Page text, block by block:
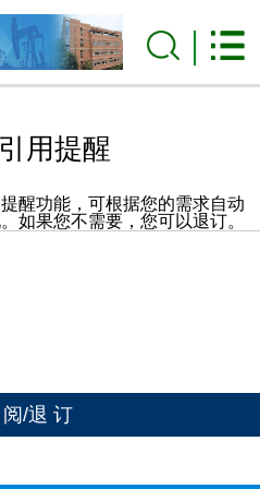
用提醒
醒功能，可根据您的需求自动
如果您不需要，您可以退订。